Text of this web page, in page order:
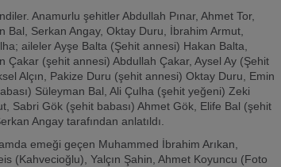
Anamurlu şehitler Abdullah Pınar, Ahmet Tor,
Bal, Serkan Angay, Oktay Duru, İbrahim Armut,
aileler Ayşe Balta (Şehit annesi) Hakan Balta,
Çakar (şehit annesi) Abdullah Çakar, Aysel Ay (Şehit
Alçın, Pakize Duru (şehit annesi) Oktay Duru, Emin
Süleyman Bal, Ali Çulha (şehit yeğeni) Zeki
Sabri Gök (şehit babası) Ahmet Gök, Elife Bal (şehit
Angay tarafından anlatıldı.
emeği geçen Muhammed İbrahim Arıkan,
(Kahvecioğlu), Yalçın Şahin, Ahmet Koyuncu (Foto